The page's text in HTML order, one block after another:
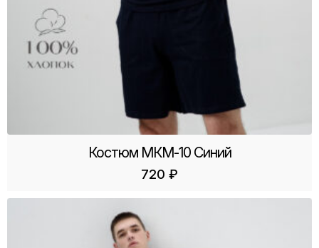
Костюм МКМ-10 Синий
720 ₽